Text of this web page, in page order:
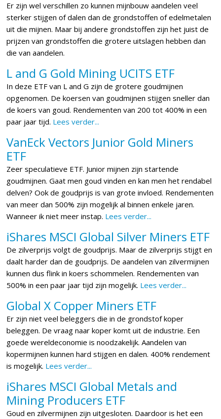
Er zijn wel verschillen zo kunnen mijnbouw aandelen veel
sterker stijgen of dalen dan de grondstoffen of edelmetalen
uit die mijnen. Maar bij andere grondstoffen zijn het juist de
prijzen van grondstoffen die grotere uitslagen hebben dan
die van aandelen.
L and G Gold Mining UCITS ETF
In deze ETF van L and G zijn de grotere goudmijnen
opgenomen. De koersen van goudmijnen stijgen sneller dan
de koers van goud. Rendementen van 200 tot 400% in een
paar jaar tijd. Lees verder...
VanEck Vectors Junior Gold Miners
ETF
Zeer speculatieve ETF. Junior mijnen zijn startende
goudmijnen. Gaat men goud vinden en kan men het rendabel
delven? Ook de goudprijs is van grote invloed. Rendementen
van meer dan 500% zijn mogelijk al binnen enkele jaren.
Wanneer ik niet meer instap. Lees verder...
iShares MSCI Global Silver Miners ETF
De zilverprijs volgt de goudprijs. Maar de zilverprijs stijgt en
daalt harder dan de goudprijs. De aandelen van zilvermijnen
kunnen dus flink in koers schommelen. Rendementen van
500% in een paar jaar tijd zijn mogelijk. Lees verder...
Global X Copper Miners ETF
Er zijn niet veel beleggers die in de grondstof koper
beleggen. De vraag naar koper komt uit de industrie. Een
goede wereldeconomie is noodzakelijk. Aandelen van
kopermijnen kunnen hard stijgen en dalen. 400% rendement
is mogelijk. Lees verder...
iShares MSCI Global Metals and
Mining Producers ETF
Goud en zilvermijnen zijn uitgesloten. Daardoor is het een